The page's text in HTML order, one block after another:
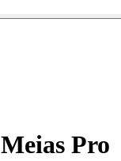
Meias Pro